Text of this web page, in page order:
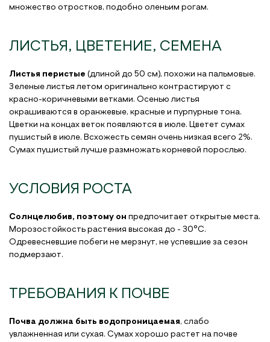
множество отростков, подобно оленьим рогам.
ЛИСТЬЯ, ЦВЕТЕНИЕ, СЕМЕНА
Листья перистые (длиной до 50 см), похожи на пальмовые.
Зеленые листья летом оригинально контрастируют с
красно-коричневыми ветками. Осенью листья
окрашиваются в оранжевые, красные и пурпурные тона.
Цветки на концах веток появляются в июле. Цветет сумах
пушистый в июле. Всхожесть семян очень низкая всего 2%.
Сумах пушистый лучше размножать корневой порослью.
УСЛОВИЯ РОСТА
Солнцелюбив, поэтому он предпочитает открытые места.
Морозостойкость растения высокая до - 30°С.
Одревесневшие побеги не мерзнут, не успевшие за сезон
подмерзают.
ТРЕБОВАНИЯ К ПОЧВЕ
Почва должна быть водопроницаемая, слабо
увлажненная или сухая. Сумах хорошо растет на почве